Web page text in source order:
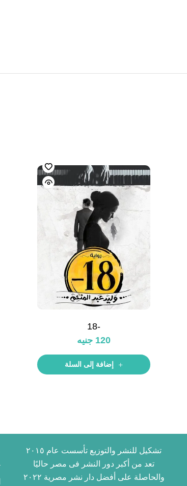
-18
120 جنيه
إضافة إلى السلة
تشكيل للنشر والتوزيع تأسست عام ٢٠١٥
تعد من أكبر دور النشر فى مصر حاليًا
والحاصلة على أفضل دار نشر مصرية ٢٠٢٢